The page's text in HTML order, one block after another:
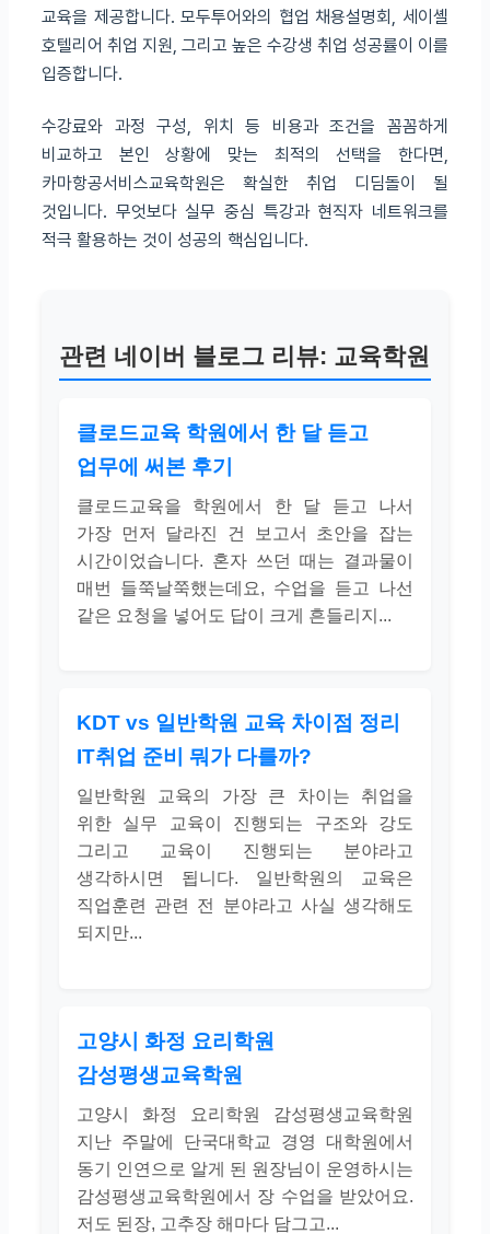
교육을 제공합니다. 모두투어와의 협업 채용설명회, 세이셸
호텔리어 취업 지원, 그리고 높은 수강생 취업 성공률이 이를
입증합니다.
수강료와 과정 구성, 위치 등 비용과 조건을 꼼꼼하게
비교하고 본인 상황에 맞는 최적의 선택을 한다면,
카마항공서비스교육학원은 확실한 취업 디딤돌이 될
것입니다. 무엇보다 실무 중심 특강과 현직자 네트워크를
적극 활용하는 것이 성공의 핵심입니다.
관련 네이버 블로그 리뷰: 교육학원
클로드교육 학원에서 한 달 듣고
업무에 써본 후기
클로드교육을 학원에서 한 달 듣고 나서
가장 먼저 달라진 건 보고서 초안을 잡는
시간이었습니다. 혼자 쓰던 때는 결과물이
매번 들쭉날쭉했는데요, 수업을 듣고 나선
같은 요청을 넣어도 답이 크게 흔들리지...
KDT vs 일반학원 교육 차이점 정리
IT취업 준비 뭐가 다를까?
일반학원 교육의 가장 큰 차이는 취업을
위한 실무 교육이 진행되는 구조와 강도
그리고 교육이 진행되는 분야라고
생각하시면 됩니다. 일반학원의 교육은
직업훈련 관련 전 분야라고 사실 생각해도
되지만...
고양시 화정 요리학원
감성평생교육학원
고양시 화정 요리학원 감성평생교육학원
지난 주말에 단국대학교 경영 대학원에서
동기 인연으로 알게 된 원장님이 운영하시는
감성평생교육학원에서 장 수업을 받았어요.
저도 된장, 고추장 해마다 담그고...